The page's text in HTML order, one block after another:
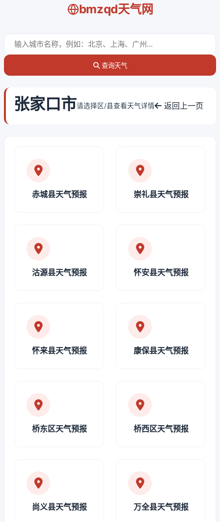
bmzqd天气网
查询天气
张家口市请选择区/县查看天气详情 返回上一页
赤城县天气预报 崇礼县天气预报
沽源县天气预报 怀安县天气预报
怀来县天气预报 康保县天气预报
桥东区天气预报 桥西区天气预报
尚义县天气预报 万全县天气预报